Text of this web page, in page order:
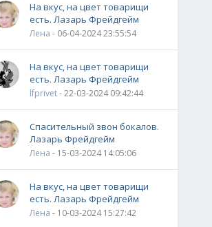
На вкус, на цвет товарищи
есть. Лазарь Фрейдгейм
Лена - 06-04-2024 23:55:54
На вкус, на цвет товарищи
есть. Лазарь Фрейдгейм
lfprivet- 22-03-2024 09:42:44
Спасительный звон бокалов.
Лазарь Фрейдгейм
Лена - 15-03-2024 14:05:06
На вкус, на цвет товарищи
есть. Лазарь Фрейдгейм
Лена - 10-03-2024 15:27:42